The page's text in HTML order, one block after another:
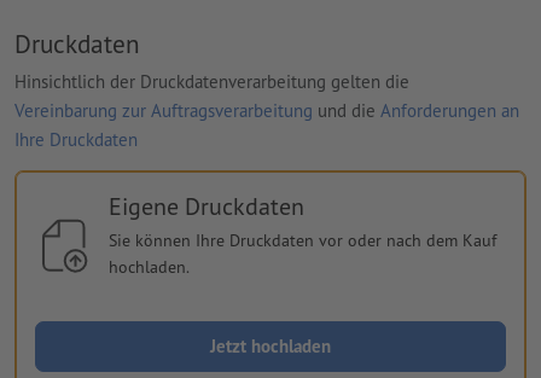
Druckdaten
Hinsichtlich der Druckdatenverarbeitung gelten die
Vereinbarung zur Auftragsverarbeitung und die Anforderungen an
Ihre Druckdaten
Eigene Druckdaten
Sie können Ihre Druckdaten vor oder nach dem Kauf
hochladen.
Jetzt hochladen